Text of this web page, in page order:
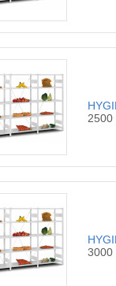
2500
3000